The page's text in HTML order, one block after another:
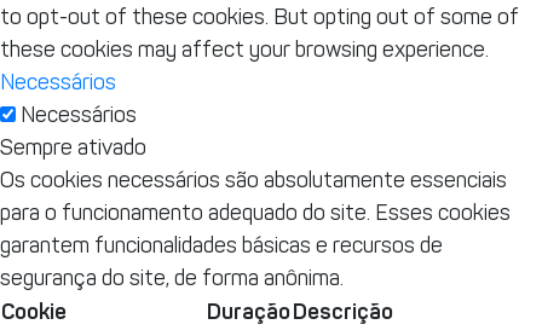
to opt-out of these cookies. But opting out of some of
these cookies may affect your browsing experience.
Necessários
Necessários
Sempre ativado
Os cookies necessários são absolutamente essenciais
para o funcionamento adequado do site. Esses cookies
garantem funcionalidades básicas e recursos de
segurança do site, de forma anônima.
Cookie Duração Descrição